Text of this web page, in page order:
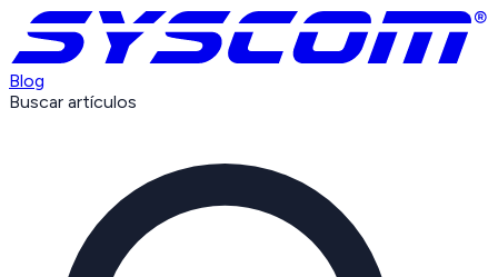
Blog
Buscar artículos